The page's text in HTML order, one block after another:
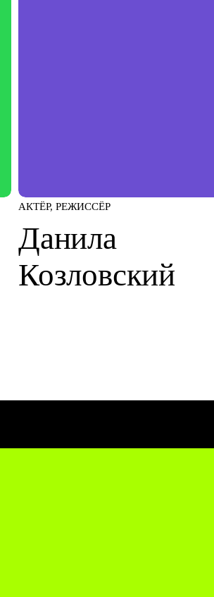
АКТЁР, РЕЖИССЁР
Данила
Козловский